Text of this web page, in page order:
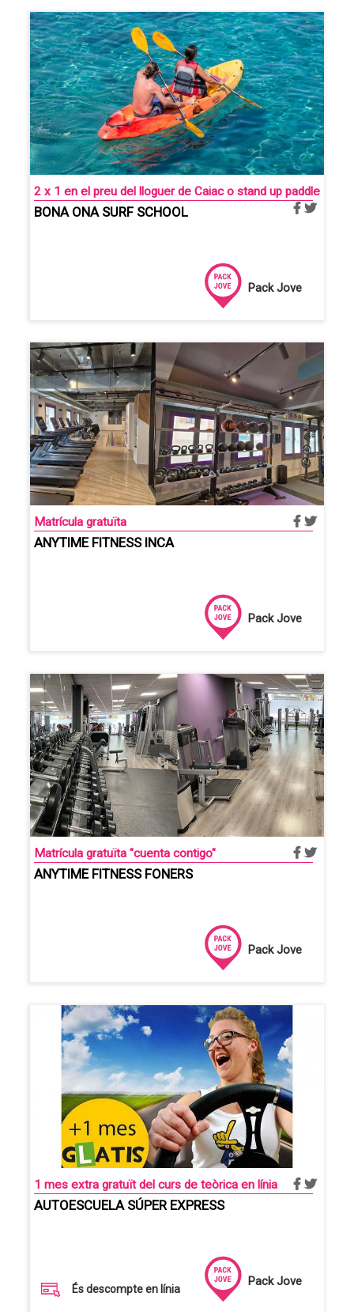
Pack Jove
2 x 1 en el preu del lloguer de Caiac o stand up paddle
BONA ONA SURF SCHOOL
Pack Jove
Matrícula gratuïta
ANYTIME FITNESS INCA
Pack Jove
Matrícula gratuïta "cuenta contigo"
ANYTIME FITNESS FONERS
Pack Jove
1 mes extra gratuït del curs de teòrica en línia
AUTOESCUELA SÚPER EXPRESS
És descompte en línia